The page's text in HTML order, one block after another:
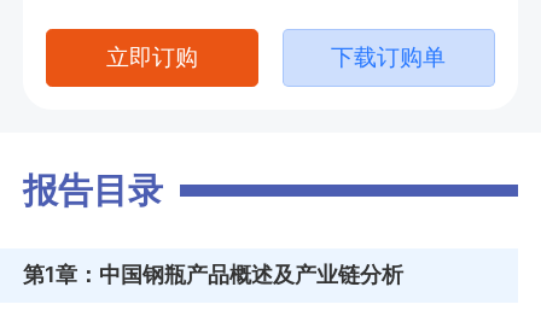
立即订购 下载订购单
报告目录
第1章 ：中国钢瓶产品概述及产业链分析